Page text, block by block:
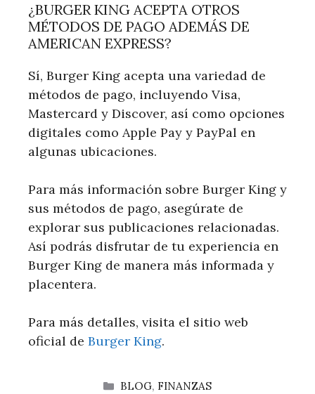
¿BURGER ⁢KING ACEPTA OTROS‍
MÉTODOS DE PAGO ADEMÁS DE
AMERICAN EXPRESS?
Sí, Burger King acepta una variedad de
métodos de pago, incluyendo Visa,
Mastercard‍ y Discover, así como opciones
digitales como Apple Pay y PayPal en
algunas ubicaciones.
Para más información sobre Burger King y
sus métodos de pago, asegúrate de
explorar sus publicaciones relacionadas.
Así podrás disfrutar de tu experiencia en
Burger King ⁣de manera más informada y
placentera.
Para más detalles, visita el sitio web
oficial de Burger King.
CATEGORÍAS
BLOG, FINANZAS